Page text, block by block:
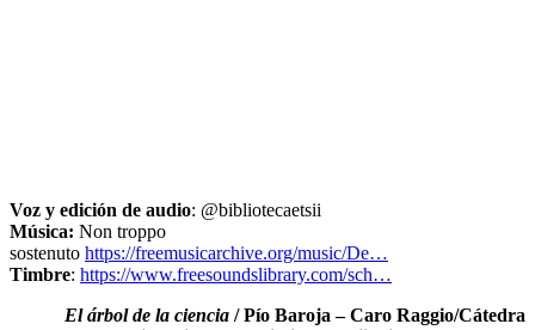
Voz y edición de audio: @bibliotecaetsii
Música: Non troppo
sostenuto https://freemusicarchive.org/music/De…
Timbre: https://www.freesoundslibrary.com/sch…
El árbol de la ciencia / Pío Baroja – Caro Raggio/Cátedra